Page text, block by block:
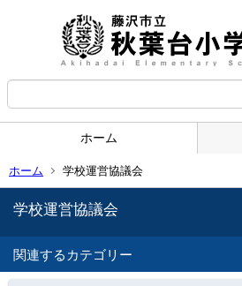
ホーム
ホーム 学校運営協議会
学校運営協議会
関連するカテゴリー